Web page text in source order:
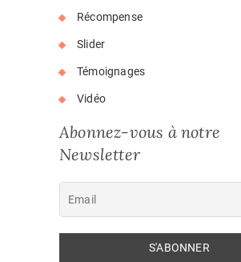
Récompense
Slider
Témoignages
Vidéo
Abonnez-vous à notre
Newsletter